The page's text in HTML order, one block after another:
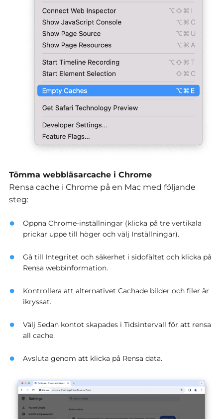
Tömma webbläsarcache i Chrome
Rensa cache i Chrome på en Mac med följande
steg:
Öppna Chrome-inställningar (klicka på tre vertikala
prickar uppe till höger och välj Inställningar).
Gå till Integritet och säkerhet i sidofältet och klicka på
Rensa webbinformation.
Kontrollera att alternativet Cachade bilder och filer är
ikryssat.
Välj Sedan kontot skapades i Tidsintervall för att rensa
all cache.
Avsluta genom att klicka på Rensa data.